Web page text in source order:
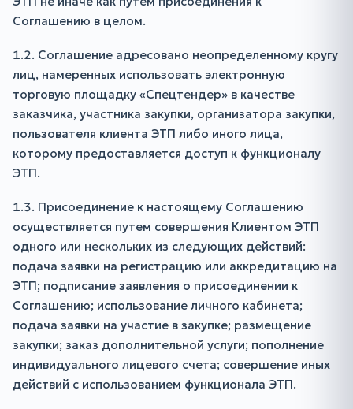
Соглашению в целом.
1.2. Соглашение адресовано неопределенному кругу
лиц, намеренных использовать электронную
торговую площадку «Спецтендер» в качестве
заказчика, участника закупки, организатора закупки,
пользователя клиента ЭТП либо иного лица,
которому предоставляется доступ к функционалу
ЭТП.
1.3. Присоединение к настоящему Соглашению
осуществляется путем совершения Клиентом ЭТП
одного или нескольких из следующих действий:
подача заявки на регистрацию или аккредитацию на
ЭТП; подписание заявления о присоединении к
Соглашению; использование личного кабинета;
подача заявки на участие в закупке; размещение
закупки; заказ дополнительной услуги; пополнение
индивидуального лицевого счета; совершение иных
действий с использованием функционала ЭТП.